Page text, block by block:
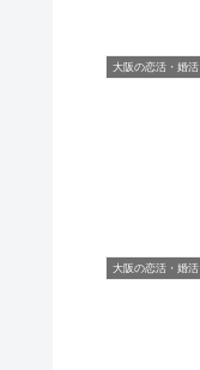
大阪の恋活・婚活
大阪の恋活・婚活